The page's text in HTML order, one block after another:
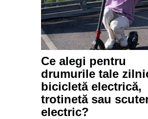
Ce alegi pentru
drumurile tale
bicicletă electrică,
trotinetă sau
electric?